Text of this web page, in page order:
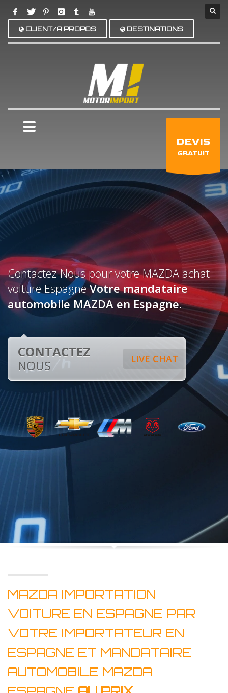
CLIENT/A PROPOS DESTINATIONS
DEVIS
GRATUIT
Contactez-Nous pour votre MAZDA achat
voiture EspagneVotre mandataire
automobile MAZDA en Espagne.
LIVE CHAT
CONTACTEZ
NOUS
MAZDA IMPORTATION
VOITURE EN ESPAGNE PAR
VOTRE IMPORTATEUR EN
ESPAGNE ET MANDATAIRE
AUTOMOBILE MAZDA